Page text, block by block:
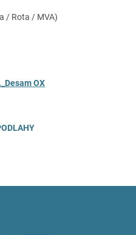
/ Rota / MVA)
OX